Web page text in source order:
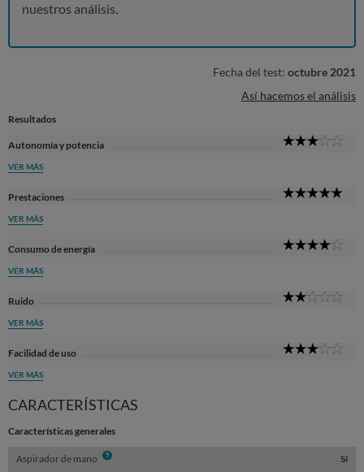
nuestros análisis.
Fecha del test: octubre 2021
Así hacemos el análisis
Resultados
Autonomía y potencia
VER MÁS
Prestaciones
VER MÁS
Consumo de energía
VER MÁS
Ruido
VER MÁS
Facilidad de uso
VER MÁS
CARACTERÍSTICAS
Características generales
Aspirador de mano Info Sí